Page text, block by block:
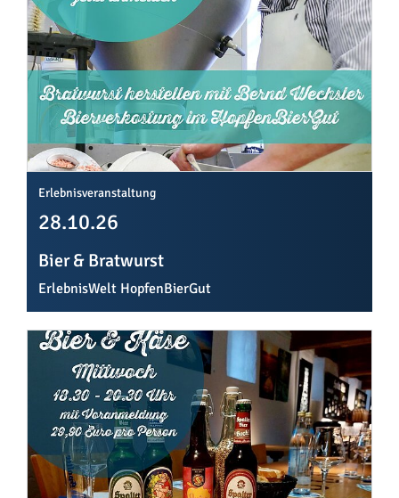
Erlebnisveranstaltung
28.10.26
Bier & Bratwurst
ErlebnisWelt HopfenBierGut